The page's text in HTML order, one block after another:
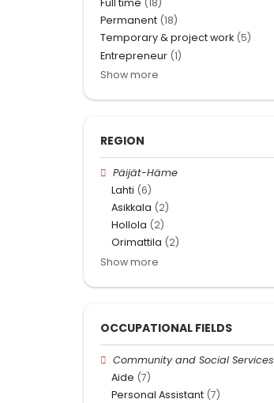
Full time (18)
Permanent (18)
Temporary & project work (5)
Entrepreneur (1)
Show more
REGION
Päijät-Häme
Lahti (6)
Asikkala (2)
Hollola (2)
Orimattila (2)
Show more
OCCUPATIONAL FIELDS
Community and Social Services
Aide (7)
Personal Assistant (7)